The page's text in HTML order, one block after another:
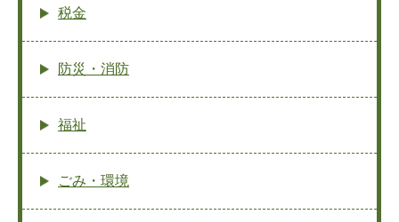
税金
防災・消防
福祉
ごみ・環境